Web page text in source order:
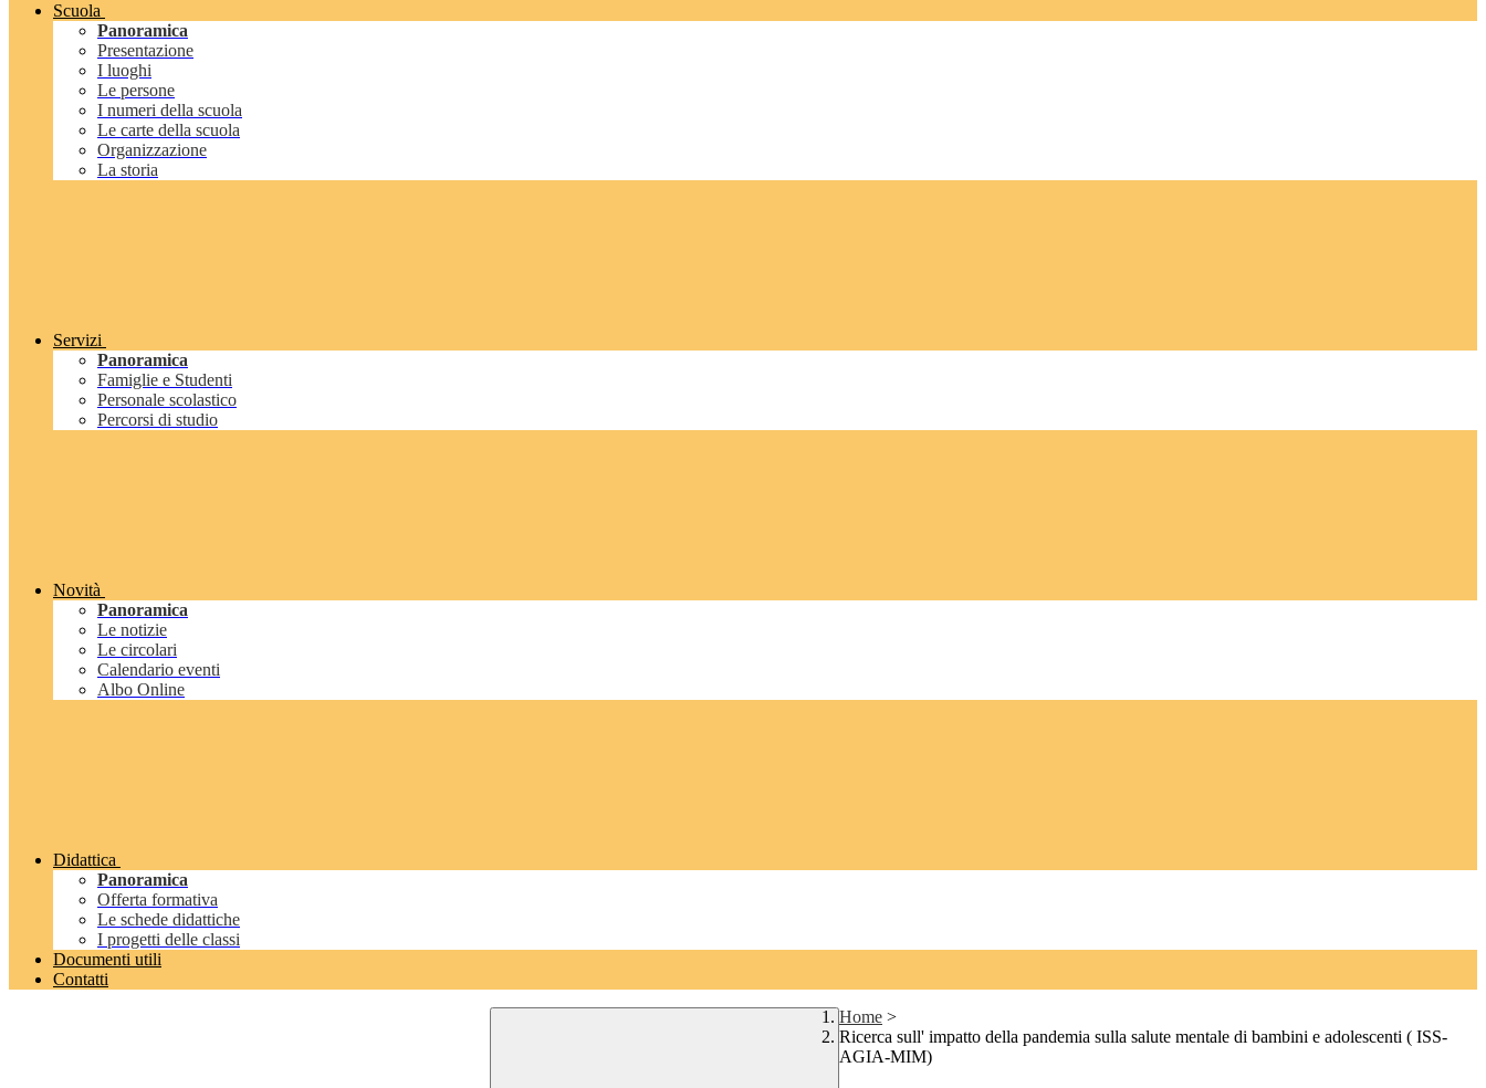
Scuola
Panoramica
Presentazione
I luoghi
Le persone
I numeri della scuola
Le carte della scuola
Organizzazione
La storia
Servizi
Panoramica
Famiglie e Studenti
Personale scolastico
Percorsi di studio
Novità
Panoramica
Le notizie
Le circolari
Calendario eventi
Albo Online
Didattica
Panoramica
Offerta formativa
Le schede didattiche
I progetti delle classi
Documenti utili
Contatti
Home >
Ricerca sull' impatto della pandemia sulla salute mentale di bambini e adolescenti ( ISS-
AGIA-MIM)